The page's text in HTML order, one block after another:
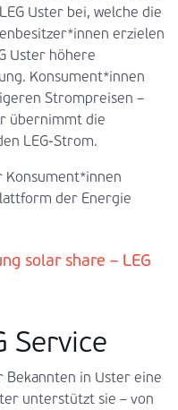
Uster bei, welche die
erzielen
Uster höhere
Konsument*innen
Strompreisen –
übernimmt die
LEG-Strom.
Konsument*innen
der Energie
solar share – LEG
Service
in Uster eine
unterstützt sie – von